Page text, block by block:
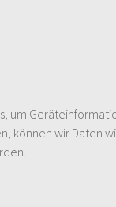
um
können wir Daten